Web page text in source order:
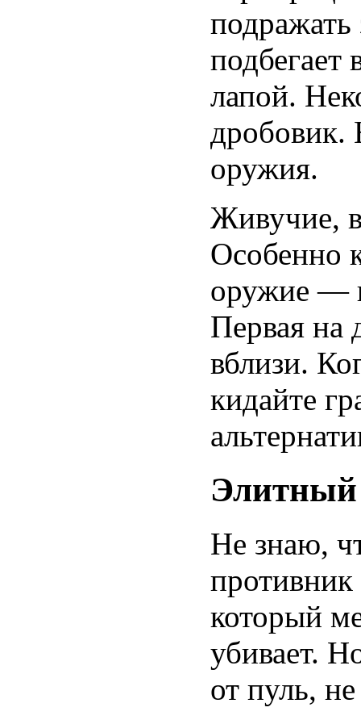
подбегает
лапой.
дробовик.
оружия.
Живучие,
Особенно
оружие —
Первая на
вблизи.
кидайте
Элитный
Не знаю,
который
убивает.
от пуль,